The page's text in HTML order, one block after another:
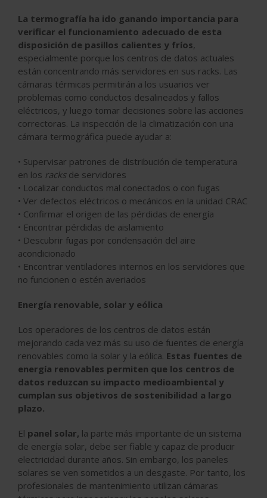
La termografía ha ido ganando importancia para
verificar el funcionamiento adecuado de esta
disposición de pasillos calientes y fríos,
especialmente porque los centros de datos actuales
están concentrando más servidores en sus racks. Las
cámaras térmicas permitirán a los usuarios ver
problemas como conductos desalineados y fallos
eléctricos, y luego tomar decisiones sobre las acciones
correctoras. La inspección de la climatización con una
cámara termográfica puede ayudar a:
• Supervisar patrones de distribución de temperatura
en los racksde servidores
• Localizar conductos mal conectados o con fugas
• Ver defectos eléctricos o mecánicos en la unidad CRAC
• Confirmar el origen de las pérdidas de energía
• Encontrar pérdidas de aislamiento
• Descubrir fugas por condensación del aire
acondicionado
• Encontrar ventiladores internos en los servidores que
no funcionen o estén averiados
Energía renovable, solar y eólica
Los operadores de los centros de datos están
mejorando cada vez más su uso de fuentes de energía
renovables como la solar y la eólica. Estas fuentes de
energía renovables permiten que los centros de
datos reduzcan su impacto medioambiental y
cumplan sus objetivos de sostenibilidad a largo
plazo.
El panel solar, la parte más importante de un sistema
de energía solar, debe ser fiable y capaz de producir
electricidad durante años. Sin embargo, los paneles
solares se ven sometidos a un desgaste. Por tanto, los
profesionales de mantenimiento utilizan cámaras